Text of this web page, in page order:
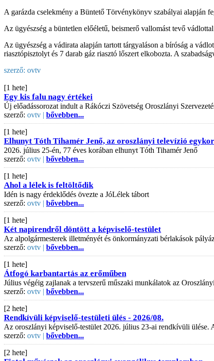
A garázda cselekmény a Büntető Törvénykönyv szabályai alapján
Az ügyészség a büntetlen előéletű, beismerő vallomást tevő
Az ügyészség a vádirata alapján tartott tárgyaláson a bíróság a
riasztópisztolyt és 7 darab gáz riasztó lőszert elkobozta. A
szerző: ovtv
[1 hete]
Egy kis falu nagy értékei
Új előadássorozat indult a Rákóczi Szövetség Oroszlányi
szerző: ovtv | bővebben...
[1 hete]
Elhunyt Tóth Tihamér Jenő, az oroszlányi televízió
2026. július 25-én, 77 éves korában elhunyt Tóth Tihamér Jenő
szerző: ovtv | bővebben...
[1 hete]
Ahol a lélek is feltöltődik
Idén is nagy érdeklődés övezte a JóLélek tábort
szerző: ovtv | bővebben...
[1 hete]
Két napirendről döntött a képviselő-testület
Az alpolgármesterek illetményét és önkormányzati bérlakások
szerző: ovtv | bővebben...
[1 hete]
Átfogó karbantartás az erőműben
Július végéig zajlanak a tervszerű műszaki munkálatok az
szerző: ovtv | bővebben...
[2 hete]
Rendkívüli képviselő-testületi ülés - 2026/08.
Az oroszlányi képviselő-testület 2026. július 23-ai rendkívüli ülése.
szerző: ovtv | bővebben...
[2 hete]